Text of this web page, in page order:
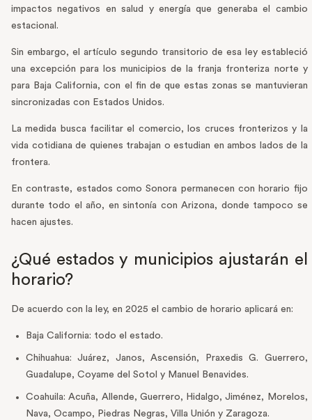
impactos negativos en salud y energía que generaba el cambio
estacional.
Sin embargo, el artículo segundo transitorio de esa ley estableció
una excepción para los municipios de la franja fronteriza norte y
para Baja California, con el fin de que estas zonas se mantuvieran
sincronizadas con Estados Unidos.
La medida busca facilitar el comercio, los cruces fronterizos y la
vida cotidiana de quienes trabajan o estudian en ambos lados de la
frontera.
En contraste, estados como Sonora permanecen con horario fijo
durante todo el año, en sintonía con Arizona, donde tampoco se
hacen ajustes.
¿Qué estados y municipios ajustarán el
horario?
De acuerdo con la ley, en 2025 el cambio de horario aplicará en:
Baja California: todo el estado.
Chihuahua: Juárez, Janos, Ascensión, Praxedis G. Guerrero,
Guadalupe, Coyame del Sotol y Manuel Benavides.
Coahuila: Acuña, Allende, Guerrero, Hidalgo, Jiménez, Morelos,
Nava, Ocampo, Piedras Negras, Villa Unión y Zaragoza.